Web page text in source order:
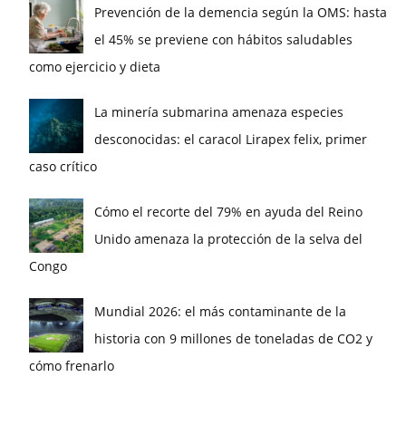
Prevención de la demencia según la OMS: hasta
el 45% se previene con hábitos saludables
como ejercicio y dieta
La minería submarina amenaza especies
desconocidas: el caracol Lirapex felix, primer
caso crítico
Cómo el recorte del 79% en ayuda del Reino
Unido amenaza la protección de la selva del
Congo
Mundial 2026: el más contaminante de la
historia con 9 millones de toneladas de CO2 y
cómo frenarlo